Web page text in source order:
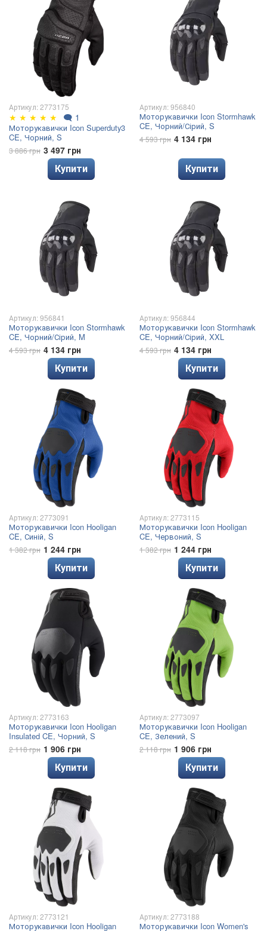
Артикул: 2773175
★ ★ ★ ★ ★ 🗨 1
Моторукавички Icon Superduty3
CE, Чорний, S
3 886 грн 3 497 грн
Купити
Артикул: 956840
Моторукавички Icon Stormhawk
CE, Чорний/Сірий, S
4 593 грн 4 134 грн
Купити
Артикул: 956841
Моторукавички Icon Stormhawk
CE, Чорний/Сірий, M
4 593 грн 4 134 грн
Купити
Артикул: 956844
Моторукавички Icon Stormhawk
CE, Чорний/Сірий, XXL
4 593 грн 4 134 грн
Купити
Артикул: 2773091
Моторукавички Icon Hooligan
CE, Синій, S
1 382 грн 1 244 грн
Купити
Артикул: 2773115
Моторукавички Icon Hooligan
CE, Червоний, S
1 382 грн 1 244 грн
Купити
Артикул: 2773163
Моторукавички Icon Hooligan
Insulated CE, Чорний, S
2 118 грн 1 906 грн
Купити
Артикул: 2773097
Моторукавички Icon Hooligan
CE, Зелений, S
2 118 грн 1 906 грн
Купити
Артикул: 2773121
Моторукавички Icon Hooligan
Артикул: 2773188
Моторукавички Icon Women's